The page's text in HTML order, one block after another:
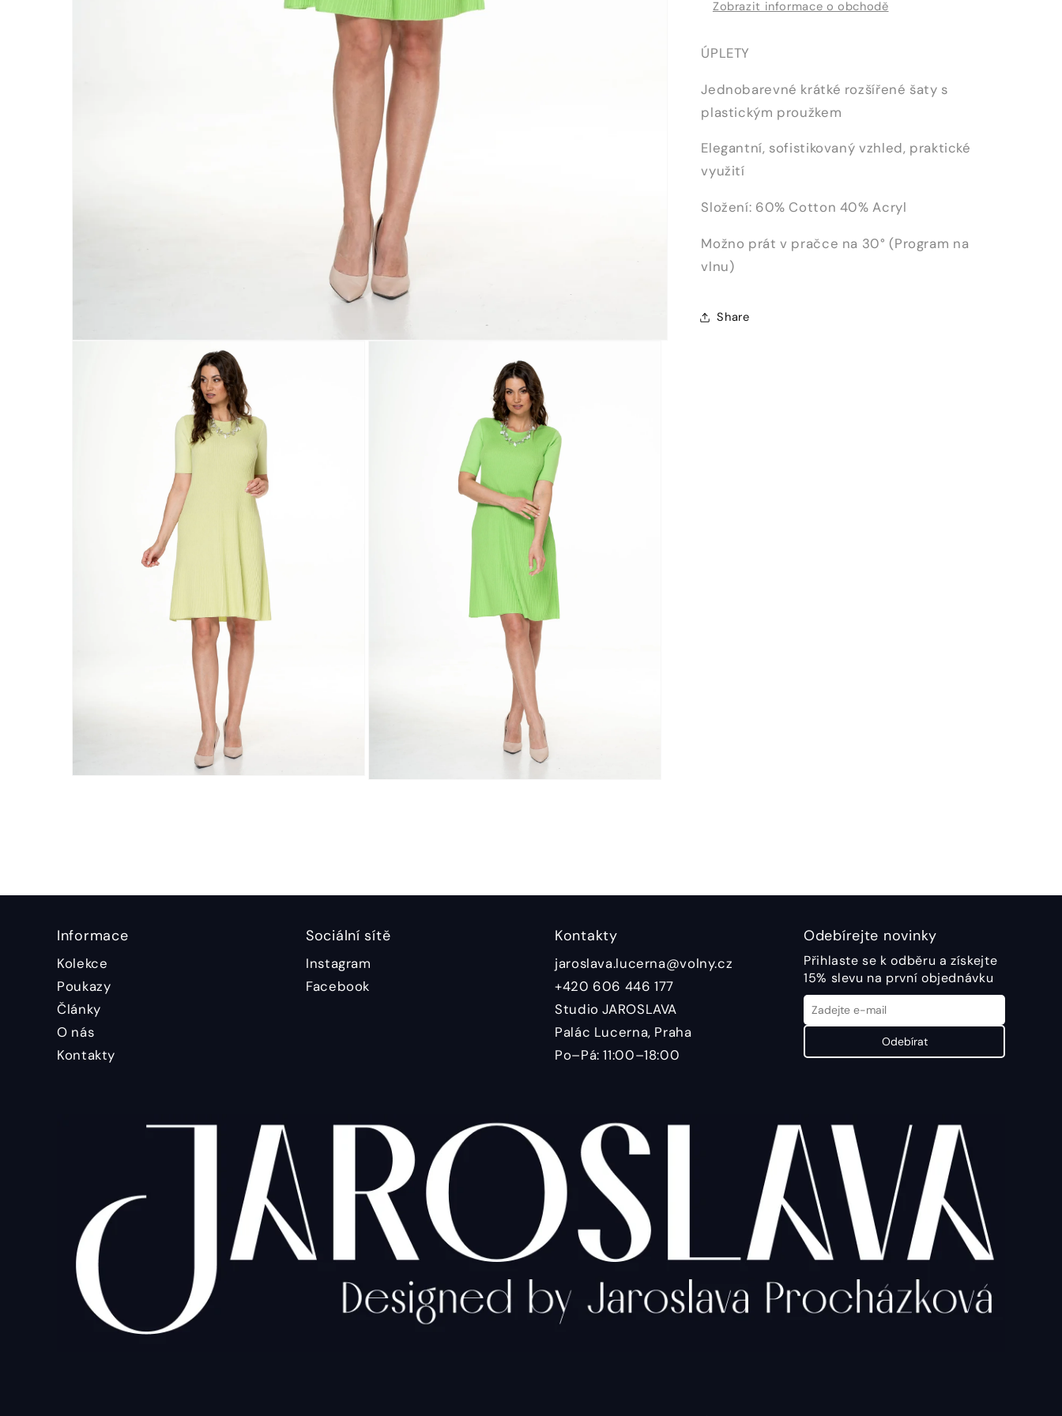
Zobrazit informace o obchodě
ÚPLETY
Jednobarevné krátké rozšířené šaty s
plastickým proužkem
Elegantní, sofistikovaný vzhled, praktické
využití
Složení: 60% Cotton 40% Acryl
Možno prát v pračce na 30° (Program na
vlnu)
Share
Informace
Kolekce
Poukazy
Články
O nás
Kontakty
Sociální sítě
Instagram
Facebook
Kontakty
jaroslava.lucerna@volny.cz
+420 606 446 177
Studio JAROSLAVA
Palác Lucerna, Praha
Po–Pá: 11:00–18:00
Odebírejte novinky
Přihlaste se k odběru a získejte
15% slevu na první objednávku
Odebírat